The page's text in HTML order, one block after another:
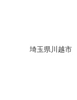
埼玉県川越市